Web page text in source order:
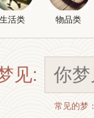
生活类 物品类
见:
常见的梦：